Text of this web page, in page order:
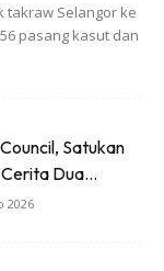
takraw Selangor ke
pasang kasut dan
Satukan
Dua...
2026